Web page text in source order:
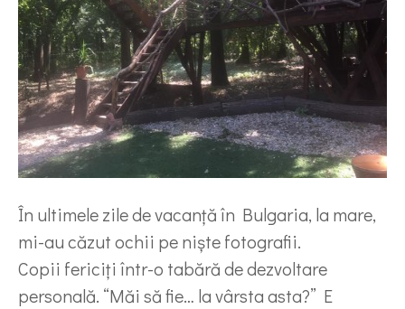
În ultimele zile de vacanță în Bulgaria, la mare,
mi-au căzut ochii pe niște fotografii.
Copii fericiți într-o tabără de dezvoltare
personală. “Măi să fie… la vârsta asta?” E